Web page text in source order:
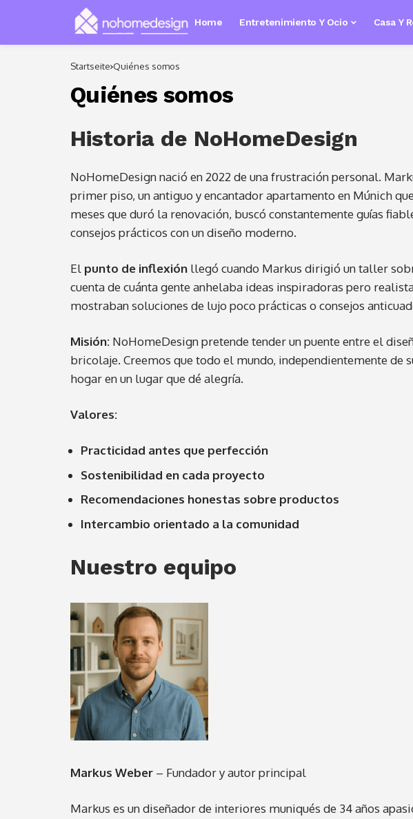
Home Entretenimiento Y Ocio Casa Y
Startseite Quiénes somos
Quiénes somos
Historia de NoHomeDesign
NoHomeDesign nació en 2022 de una frustración personal.
primer piso, un antiguo y encantador apartamento en Múnich
meses que duró la renovación, buscó constantemente guías
consejos prácticos con un diseño moderno.
El punto de inflexión llegó cuando Markus dirigió un taller
cuenta de cuánta gente anhelaba ideas inspiradoras pero
mostraban soluciones de lujo poco prácticas o consejos
Misión: NoHomeDesign pretende tender un puente entre el
bricolaje. Creemos que todo el mundo, independientemente de
hogar en un lugar que dé alegría.
Valores:
Practicidad antes que perfección
Sostenibilidad en cada proyecto
Recomendaciones honestas sobre productos
Intercambio orientado a la comunidad
Nuestro equipo
Markus Weber – Fundador y autor principal
Markus es un diseñador de interiores muniqués de 34 años